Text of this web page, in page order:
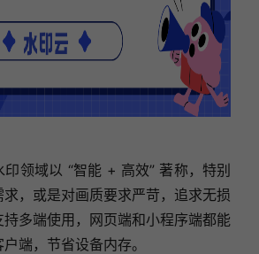
印领域以 “智能 + 高效” 著称，特别
，或是对画质要求严苛，追求无损
多端使用，网页端和小程序端都能
端，节省设备内存。